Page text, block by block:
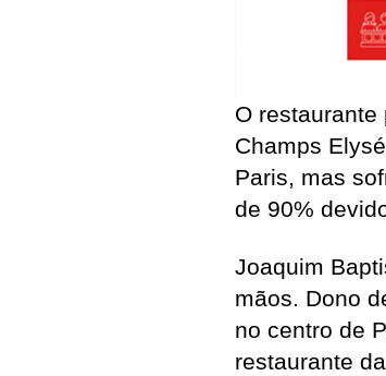
O restaurante
Champs
Paris, mas
de 90%
Joaquim
mãos. Dono
no centro de
restaurante